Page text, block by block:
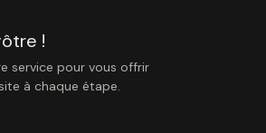
!
service pour vous offrir
à chaque étape.